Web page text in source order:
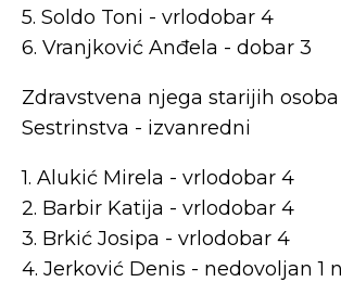
5. Soldo Toni - vrlodobar 4
6. Vranjković Anđela - dobar 3
Zdravstvena njega starijih
Sestrinstva - izvanredni
1. Alukić Mirela - vrlodobar 4
2. Barbir Katija - vrlodobar 4
3. Brkić Josipa - vrlodobar 4
4. Jerković Denis - nedovoljan 1